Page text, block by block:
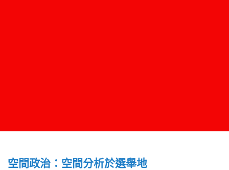
空間政治：空間分析於選舉地